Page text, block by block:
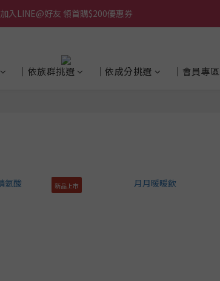
加入LINE@好友 領首購$200優惠券
│依族群挑選 │依成分挑選 │會員專區
新品上市